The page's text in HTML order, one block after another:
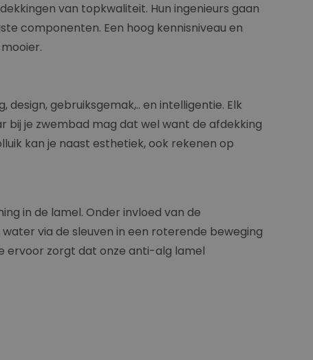
van topkwaliteit. Hun ingenieurs gaan
componenten. Een hoog kennisniveau en
gebruiksgemak,.. en intelligentie. Elk
bij je zwembad mag dat wel want de afdekking
kan je naast esthetiek, ook rekenen op
in de lamel. Onder invloed van de
via de sleuven in een roterende beweging
ervoor zorgt dat onze anti-alg lamel